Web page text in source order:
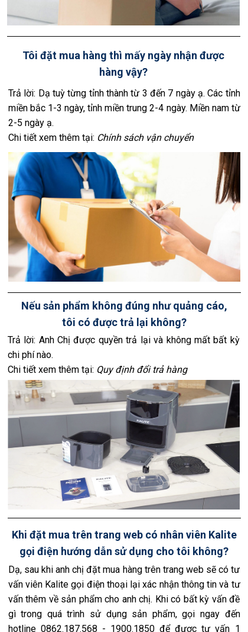
Tôi đặt mua hàng thì mấy ngày nhận được
hàng vậy?
Trả lời: Dạ tuỳ từng tỉnh thành từ 3 đến 7 ngày ạ. Các tỉnh
miền bắc 1-3 ngày, tỉnh miền trung 2-4 ngày. Miền nam từ
2-5 ngày ạ.
Chi tiết xem thêm tại: Chính sách vận chuyển
Nếu sản phẩm không đúng như quảng cáo,
tôi có được trả lại không?
Trả lời: Anh Chị được quyền trả lại và không mất bất kỳ
chi phí nào.
Chi tiết xem thêm tại: Quy định đổi trả hàng
Khi đặt mua trên trang web có nhân viên Kalite
gọi điện hướng dẫn sử dụng cho tôi không?
Dạ, sau khi anh chị đặt mua hàng trên trang web sẽ có tư
vấn viên Kalite gọi điện thoại lại xác nhận thông tin và tư
vấn thêm về sản phẩm cho anh chị. Khi có bất kỳ vấn đề
gì trong quá trình sử dụng sản phẩm, gọi ngay đến
hotline 0862.187.568 - 1900.1850 để được tư vấn 1